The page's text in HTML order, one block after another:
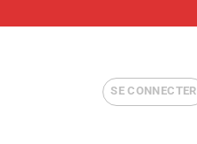
SE CONNECTER